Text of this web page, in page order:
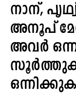
നാന്,
അനൂപ്
അവര്‍